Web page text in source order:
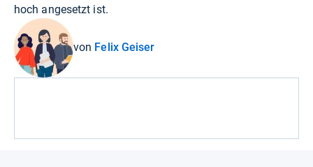
hoch angesetzt ist.
von Felix Geiser